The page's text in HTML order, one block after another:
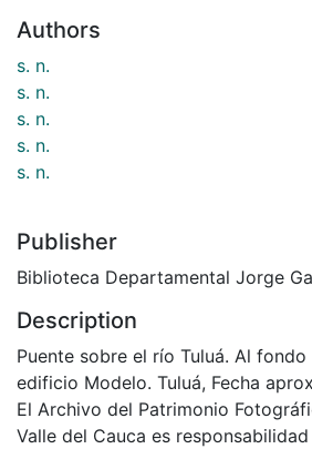
Authors
s. n.
s. n.
s. n.
s. n.
s. n.
Publisher
Biblioteca Departamental Jorge
Description
Puente sobre el río Tuluá. Al fondo
edificio Modelo. Tuluá, Fecha
El Archivo del Patrimonio
Valle del Cauca es